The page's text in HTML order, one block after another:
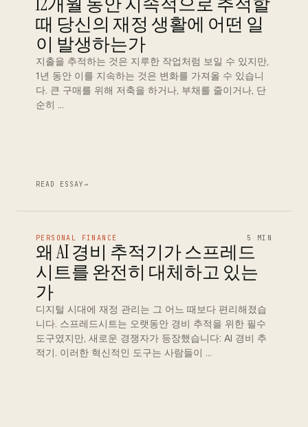
때 당신의 재정 생활에 어떤 일
이 발생하는가
지출을 추적하는 것은 지루한 작업처럼 보일 수 있지만,
1년 동안 이를 지속하는 것은 변화를 가져올 수 있습니
다. 큰 구매를 위해 저축을 하거나, 부채를 줄이거나, 단
순히 …
READ ESSAY→
PERSONAL FINANCE 5 MIN
왜 AI 경비 추적기가 스프레드
시트를 완전히 대체하고 있는
가
디지털 시대에 재정 관리는 그 어느 때보다 편리해졌습
니다. 스프레드시트는 오랫동안 경비 추적을 위한 필수
도구였지만, 새로운 경쟁자가 등장했습니다: AI 경비 추
적기. 이러한 혁신적인 도구는 사람들이 …